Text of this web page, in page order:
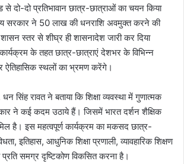
दो-दो प्रतिभावान छात्र-छात्राओं का चयन किया
सरकार ने 50 लाख की धनराशि अवमुक्त करने की
स्तर से शीघ्र ही शासनादेश जारी कर दिया
के तहत छात्र-छात्राएं देशभर के विभिन्न
ऐतिहासिक स्थलों का भ्रमण करेंगे।
धन सिंह रावत ने बताया कि शिक्षा व्यवस्था में गुणात्मक
ने कई कदम उठाये हैं। जिसमें भारत दर्शन शैक्षिक
है। इस महत्वपूर्ण कार्यक्रम का मकसद छात्र-
इतिहास, आधुनिक शिक्षा प्रणाली, व्यावहारिक शिक्षण
समग्र दृष्टिकोण विकसित करना है।